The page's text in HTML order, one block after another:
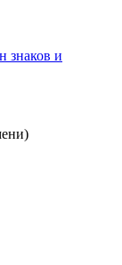
знаков и